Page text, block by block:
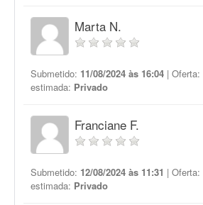
Marta N.
Submetido: 11/08/2024 às 16:04 | Oferta:
estimada: Privado
Franciane F.
Submetido: 12/08/2024 às 11:31 | Oferta:
estimada: Privado